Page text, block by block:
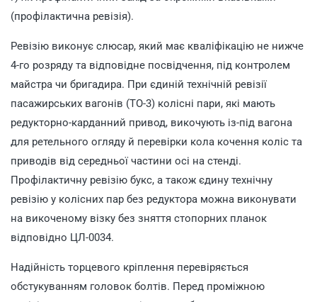
(профілактична ревізія).
Ревізію виконує слюсар, який має кваліфікацію не нижче
4-го розряду та відповідне посвідчення, під контролем
майстра чи бригадира. При єдиній технічній ревізії
пасажирських вагонів (ТО-3) колісні пари, які мають
редукторно-карданний привод, викочують із-під вагона
для ретельного огляду й перевірки кола кочення коліс та
приводів від середньої частини осі на стенді.
Профілактичну ревізію букс, а також єдину технічну
ревізію у колісних пар без редуктора можна виконувати
на викоченому візку без зняття стопорних планок
відповідно ЦЛ-0034.
Надійність торцевого кріплення перевіряється
обстукуванням головок болтів. Перед проміжною